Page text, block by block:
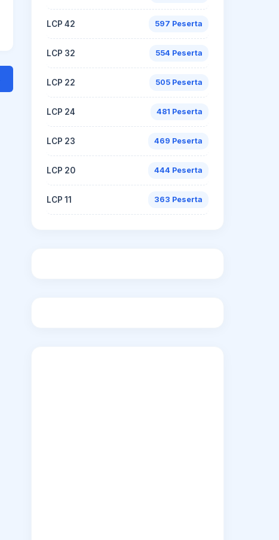
LCP 42 597 Peserta
LCP 32 554 Peserta
LCP 22 505 Peserta
LCP 24 481 Peserta
LCP 23 469 Peserta
LCP 20 444 Peserta
LCP 11 363 Peserta